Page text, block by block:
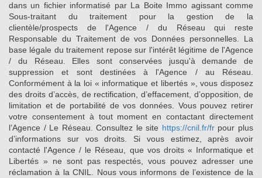
dans un fichier informatisé par La Boite Immo agissant comme
Sous-traitant du traitement pour la gestion de la
clientèle/prospects de l'Agence / du Réseau qui reste
Responsable du Traitement de vos Données personnelles. La
base légale du traitement repose sur l'intérêt légitime de l'Agence
/ du Réseau. Elles sont conservées jusqu'à demande de
suppression et sont destinées à l'Agence / au Réseau.
Conformément à la loi « informatique et libertés », vous disposez
des droits d’accès, de rectification, d’effacement, d’opposition, de
limitation et de portabilité de vos données. Vous pouvez retirer
votre consentement à tout moment en contactant directement
l’Agence / Le Réseau. Consultez le site https://cnil.fr/frpour plus
d’informations sur vos droits. Si vous estimez, après avoir
contacté l'Agence / le Réseau, que vos droits « Informatique et
Libertés » ne sont pas respectés, vous pouvez adresser une
réclamation à la CNIL. Nous vous informons de l’existence de la